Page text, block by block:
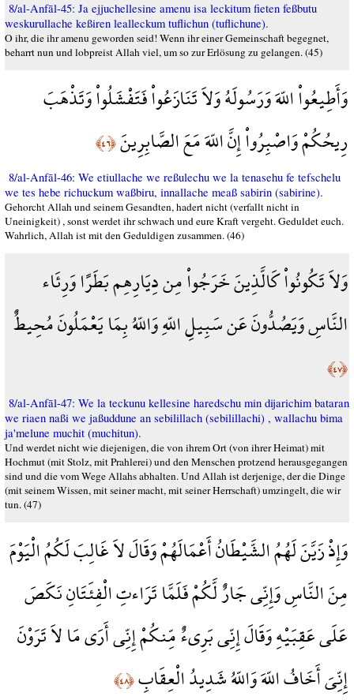
8/al-Anfāl-45: Ja ejjuchellesine amenu isa leckitum fieten feßbutu
weskurullache keßiren lealleckum tuflichun (tuflichune).
O ihr, die ihr amenu geworden seid! Wenn ihr einer Gemeinschaft begegnet,
beharrt nun und lobpreist Allah viel, um so zur Erlösung zu gelangen. (45)
وَأَطِيعُواْ اللّهَ وَرَسُولَهُ وَلاَ تَنَازَعُواْ فَتَفْشَلُواْ وَتَذْهَبَ
رِيحُكُمْ وَاصْبِرُواْ إِنَّ اللّهَ مَعَ الصَّابِرِينَ﴿٤٦﴾
8/al-Anfāl-46: We etiullache we reßulechu we la tenasehu fe tefschelu
we tes hebe richuckum waßbiru, innallache meaß sabirin (sabirine).
Gehorcht Allah und seinem Gesandten, hadert nicht (verfallt nicht in
Uneinigkeit) , sonst werdet ihr schwach und eure Kraft vergeht. Geduldet euch.
Wahrlich, Allah ist mit den Geduldigen zusammen. (46)
وَلاَ تَكُونُواْ كَالَّذِينَ خَرَجُواْ مِن دِيَارِهِم بَطَرًا وَرِئَاء
النَّاسِ وَيَصُدُّونَ عَن سَبِيلِ اللّهِ وَاللّهُ بِمَا يَعْمَلُونَ مُحِيطٌ
﴿٤٧﴾
8/al-Anfāl-47: We la teckunu kellesine haredschu min dijarichim bataran
we riaen naßi we jaßuddune an sebilillach (sebilillachi) , wallachu bima
ja'melune muchit (muchitun).
Und werdet nicht wie diejenigen, die von ihrem Ort (von ihrer Heimat) mit
Hochmut (mit Stolz, mit Prahlerei) und den Menschen protzend herausgegangen
sind und die vom Wege Allahs abhalten. Und Allah ist derjenige, der die Dinge
(mit seinem Wissen, mit seiner macht, mit seiner Herrschaft) umzingelt, die wir
tun. (47)
وَإِذْ زَيَّنَ لَهُمُ الشَّيْطَانُ أَعْمَالَهُمْ وَقَالَ لاَ غَالِبَ لَكُمُ الْيَوْمَ
مِنَ النَّاسِ وَإِنِّي جَارٌ لَّكُمْ فَلَمَّا تَرَاءتِ الْفِئَتَانِ نَكَصَ
عَلَى عَقِبَيْهِ وَقَالَ إِنِّي بَرِيءٌ مِّنكُمْ إِنِّي أَرَى مَا لاَ تَرَوْنَ
إِنِّيَ أَخَافُ اللّهَ وَاللّهُ شَدِيدُ الْعِقَابِ﴿٤٨﴾